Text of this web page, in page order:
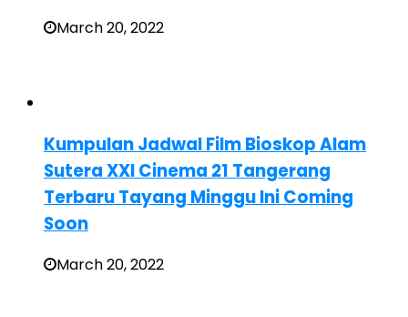
March 20, 2022
Kumpulan Jadwal Film Bioskop Alam
Sutera XXI Cinema 21 Tangerang
Terbaru Tayang Minggu Ini Coming
Soon
March 20, 2022